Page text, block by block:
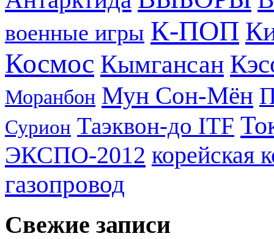
военные игры К-ПОП
Космос Кымгансан
Моранбон Мун Сон-Мён
Сурион Таэквон-до ITF
ЭКСПО-2012 корейская
газопровод
Свежие записи